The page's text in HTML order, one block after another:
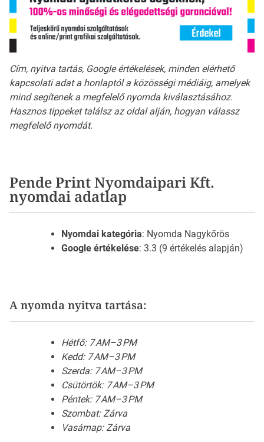
Cím, nyitva tartás, Google értékelések, minden elérhető
kapcsolati adat a honlaptól a közösségi médiáig, amelyek
mind segítenek a megfelelő nyomda kiválasztásához.
Hasznos tippeket találsz az oldal alján, hogyan válassz
megfelelő nyomdát.
Pende Print Nyomdaipari Kft.
nyomdai adatlap
Nyomdai kategória: Nyomda Nagykőrös
Google értékelése: 3.3 (9 értékelés alapján)
A nyomda nyitva tartása:
Hétfő: 7 AM–3 PM
Kedd: 7 AM–3 PM
Szerda: 7 AM–3 PM
Csütörtök: 7 AM–3 PM
Péntek: 7 AM–3 PM
Szombat: Zárva
Vasárnap: Zárva